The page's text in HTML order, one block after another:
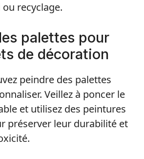
recyclage.
palettes pour
de décoration
peindre des palettes
Veillez à poncer le
et utilisez des peintures
préserver leur durabilité et